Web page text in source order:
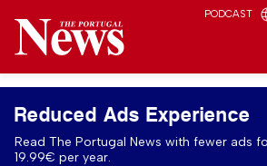
PODCAST
Reduced Ads Experience
Read The Portugal News with fewer ads
19.99€ per year.